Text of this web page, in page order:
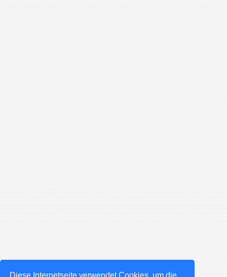
Diese Internetseite verwendet Cookies, um die